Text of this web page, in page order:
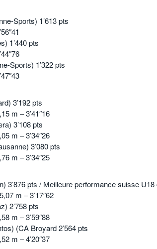
Sports) 1’613 pts
1’440 pts
Sports) 1’322 pts
3’192 pts
m – 3’41″16
3’108 pts
m – 3’34″26
3’080 pts
m – 3’34″25
3’876 pts / Meilleure performance suisse
m – 3’17″62
2’758 pts
m – 3’59″88
(CA Broyard 2’564 pts
m – 4’20″37